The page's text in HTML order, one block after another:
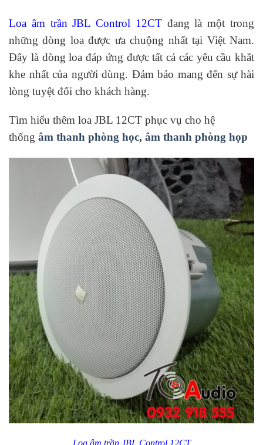
Loa âm trần JBL Control 12CTđang là một trong
những dòng loa được ưa chuộng nhất tại Việt Nam.
Đây là dòng loa đáp ứng được tất cả các yêu cầu khắt
khe nhất của người dùng. Đảm bảo mang đến sự hài
lòng tuyệt đối cho khách hàng.
Tìm hiểu thêm loa JBL 12CT phục vụ cho hệ
thống âm thanh phòng học, âm thanh phòng họp